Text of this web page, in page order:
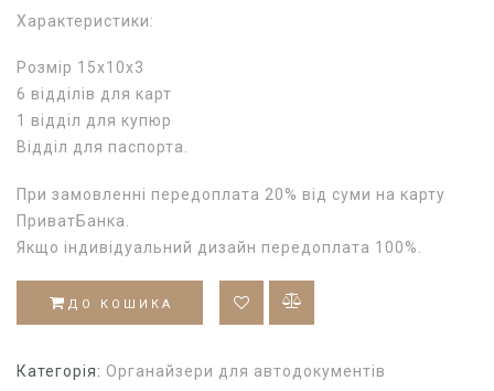
Характеристики:
Розмір 15х10х3
6 відділів для карт
1 відділ для купюр
Відділ для паспорта.
При замовленні передоплата 20% від суми на карту
ПриватБанка.
Якщо індивідуальний дизайн передоплата 100%.
ДО КОШИКА
Категорія: Органайзери для автодокументів